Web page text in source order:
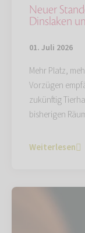
Neuer
Dinslaken
01. Juli 2026
Mehr Platz,
Vorzügen
zukünftig
bisherigen
Weiterlesen